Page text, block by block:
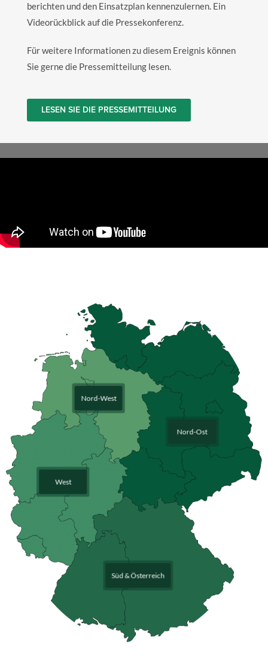
berichten und den Einsatzplan kennenzulernen. Ein
Videorückblick auf die Pressekonferenz.
Für weitere Informationen zu diesem Ereignis können
Sie gerne die Pressemitteilung lesen.
LESEN SIE DIE PRESSEMITTEILUNG
Nord-West
+49 (0) 172 / 1811 141
klsc@samson-agro.com
Nord-Ost
+49 (0) 172 / 42 57 790
jbi@samson-agro.com
West
+49 (0) 151 / 464 69518
rwi@samson-agro.com
Süd & Österreich
+49 (0) 160 / 56 57 06 6
stro@samson-agro.com